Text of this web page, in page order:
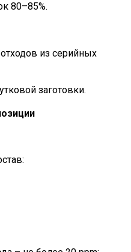
80–85%.
из серийных
заготовки.